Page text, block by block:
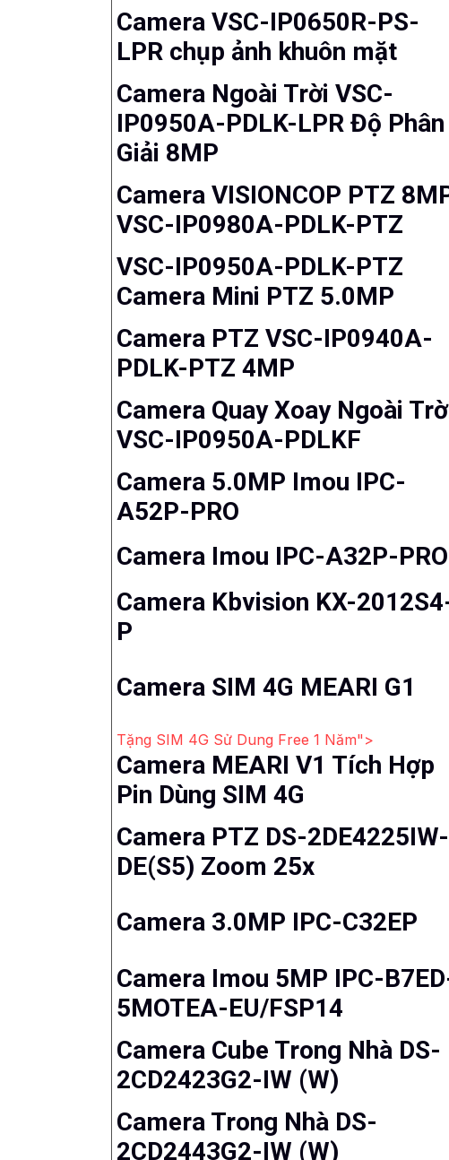
Camera VSC-IP0650R-PS-
LPR chụp ảnh khuôn mặt
Camera Ngoài Trời VSC-
IP0950A-PDLK-LPR Độ Phân
Giải 8MP
Camera VISIONCOP PTZ
VSC-IP0980A-PDLK-PTZ
VSC-IP0950A-PDLK-PTZ
Camera Mini PTZ 5.0MP
Camera PTZ VSC-IP0940A-
PDLK-PTZ 4MP
Camera Quay Xoay Ngoài
VSC-IP0950A-PDLKF
Camera 5.0MP Imou IPC-
A52P-PRO
Camera Imou IPC-A32P-PRO
Camera Kbvision KX-
P
Camera SIM 4G MEARI G1
Tặng SIM 4G Sử Dung Free 1 Năm">
Camera MEARI V1 Tích Hợp
Pin Dùng SIM 4G
Camera PTZ DS-2DE4225IW-
DE(S5) Zoom 25x
Camera 3.0MP IPC-C32EP
Camera Imou 5MP IPC-
5MOTEA-EU/FSP14
Camera Cube Trong Nhà DS-
2CD2423G2-IW (W)
Camera Trong Nhà DS-
2CD2443G2-IW (W)